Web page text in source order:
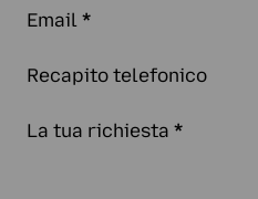
Email *
Recapito telefonico
La tua richiesta *